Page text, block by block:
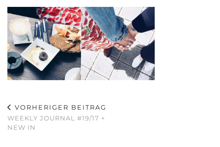
VORHERIGER BEITRAG
WEEKLY JOURNAL #19/17 +
NEW IN